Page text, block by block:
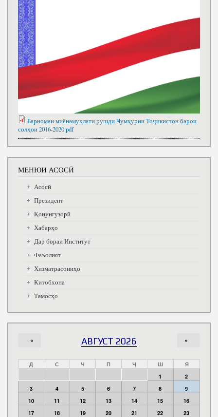
Барномаи миёнамуҳлати рушди Ҹумҳурии Тоҷикистон барои
солҳои 2016-2020.pdf
МЕНЮИ АСОСӢ
Асосӣ
Президент
Қонунгузорӣ
Хабарҳо
Дар бораи Институт
Фаъолият
Хизматрасониҳо
Китобхона
Тамосҳо
АВГУСТ 2026
« »
Д С Ч П Ҷ Ш
Я
1
2
3
4 5 6 7 8
9
10
11 12 13 14 15
16
17
18 19 20 21 22
23